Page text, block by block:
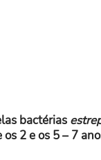
bactérias
2 e os 5 – 7